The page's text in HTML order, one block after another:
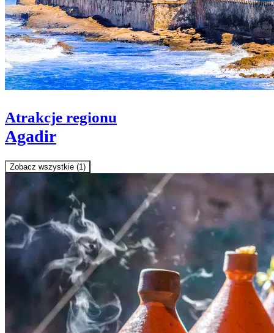
Atrakcje regionu
Agadir
Zobacz wszystkie (1)